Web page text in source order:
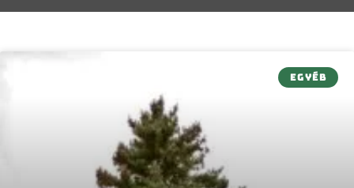
EGYÉB